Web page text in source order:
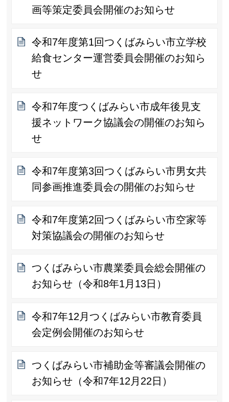
画等策定委員会開催のお知らせ
令和7年度第1回つくばみらい市立学校
給食センター運営委員会開催のお知ら
せ
令和7年度つくばみらい市成年後見支
援ネットワーク協議会の開催のお知ら
せ
令和7年度第3回つくばみらい市男女共
同参画推進委員会の開催のお知らせ
令和7年度第2回つくばみらい市空家等
対策協議会の開催のお知らせ
つくばみらい市農業委員会総会開催の
お知らせ（令和8年1月13日）
令和7年12月つくばみらい市教育委員
会定例会開催のお知らせ
つくばみらい市補助金等審議会開催の
お知らせ（令和7年12月22日）